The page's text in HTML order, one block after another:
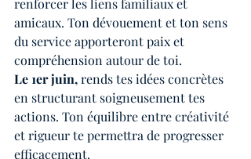
renforcer les liens familiaux et
amicaux. Ton dévouement et ton sens
du service apporteront paix et
compréhension autour de toi.
Le 1er juin, rends tes idées concrètes
en structurant soigneusement tes
actions. Ton équilibre entre créativité
et rigueur te permettra de progresser
efficacement.